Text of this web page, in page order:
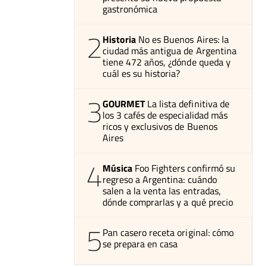
gastronómica
2Historia No es Buenos Aires: la
ciudad más antigua de Argentina
tiene 472 años, ¿dónde queda y
cuál es su historia?
3GOURMET La lista definitiva de
los 3 cafés de especialidad más
ricos y exclusivos de Buenos
Aires
4Música Foo Fighters confirmó su
regreso a Argentina: cuándo
salen a la venta las entradas,
dónde comprarlas y a qué precio
5Pan casero receta original: cómo
se prepara en casa